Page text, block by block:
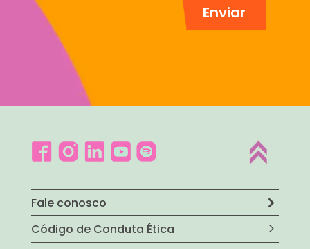
Fale conosco
Código de Conduta Ética